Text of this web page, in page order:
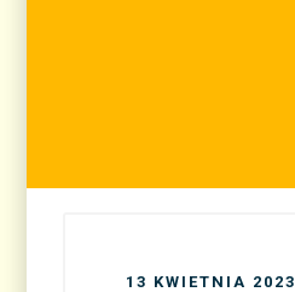
13 KWIETNIA 2023